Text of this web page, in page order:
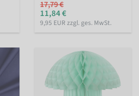
17,79 €
11,84 €
9,95 EUR zzgl. ges. MwSt.